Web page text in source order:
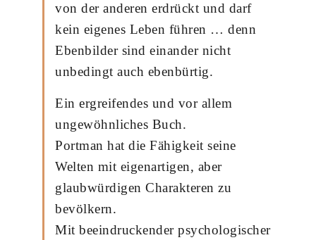
von der anderen erdrückt und darf
kein eigenes Leben führen … denn
Ebenbilder sind einander nicht
unbedingt auch ebenbürtig.
Ein ergreifendes und vor allem
ungewöhnliches Buch.
Portman hat die Fähigkeit seine
Welten mit eigenartigen, aber
glaubwürdigen Charakteren zu
bevölkern.
Mit beeindruckender psychologischer